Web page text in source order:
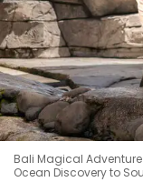
Bali Magical
Ocean Discovery to